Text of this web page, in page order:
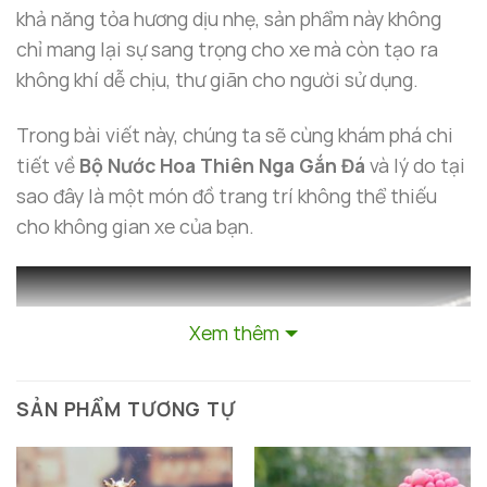
khả năng tỏa hương dịu nhẹ, sản phẩm này không
chỉ mang lại sự sang trọng cho xe mà còn tạo ra
không khí dễ chịu, thư giãn cho người sử dụng.
Trong bài viết này, chúng ta sẽ cùng khám phá chi
tiết về Bộ Nước Hoa Thiên Nga Gắn Đá và lý do tại
sao đây là một món đồ trang trí không thể thiếu
cho không gian xe của bạn.
Xem thêm
SẢN PHẨM TƯƠNG TỰ